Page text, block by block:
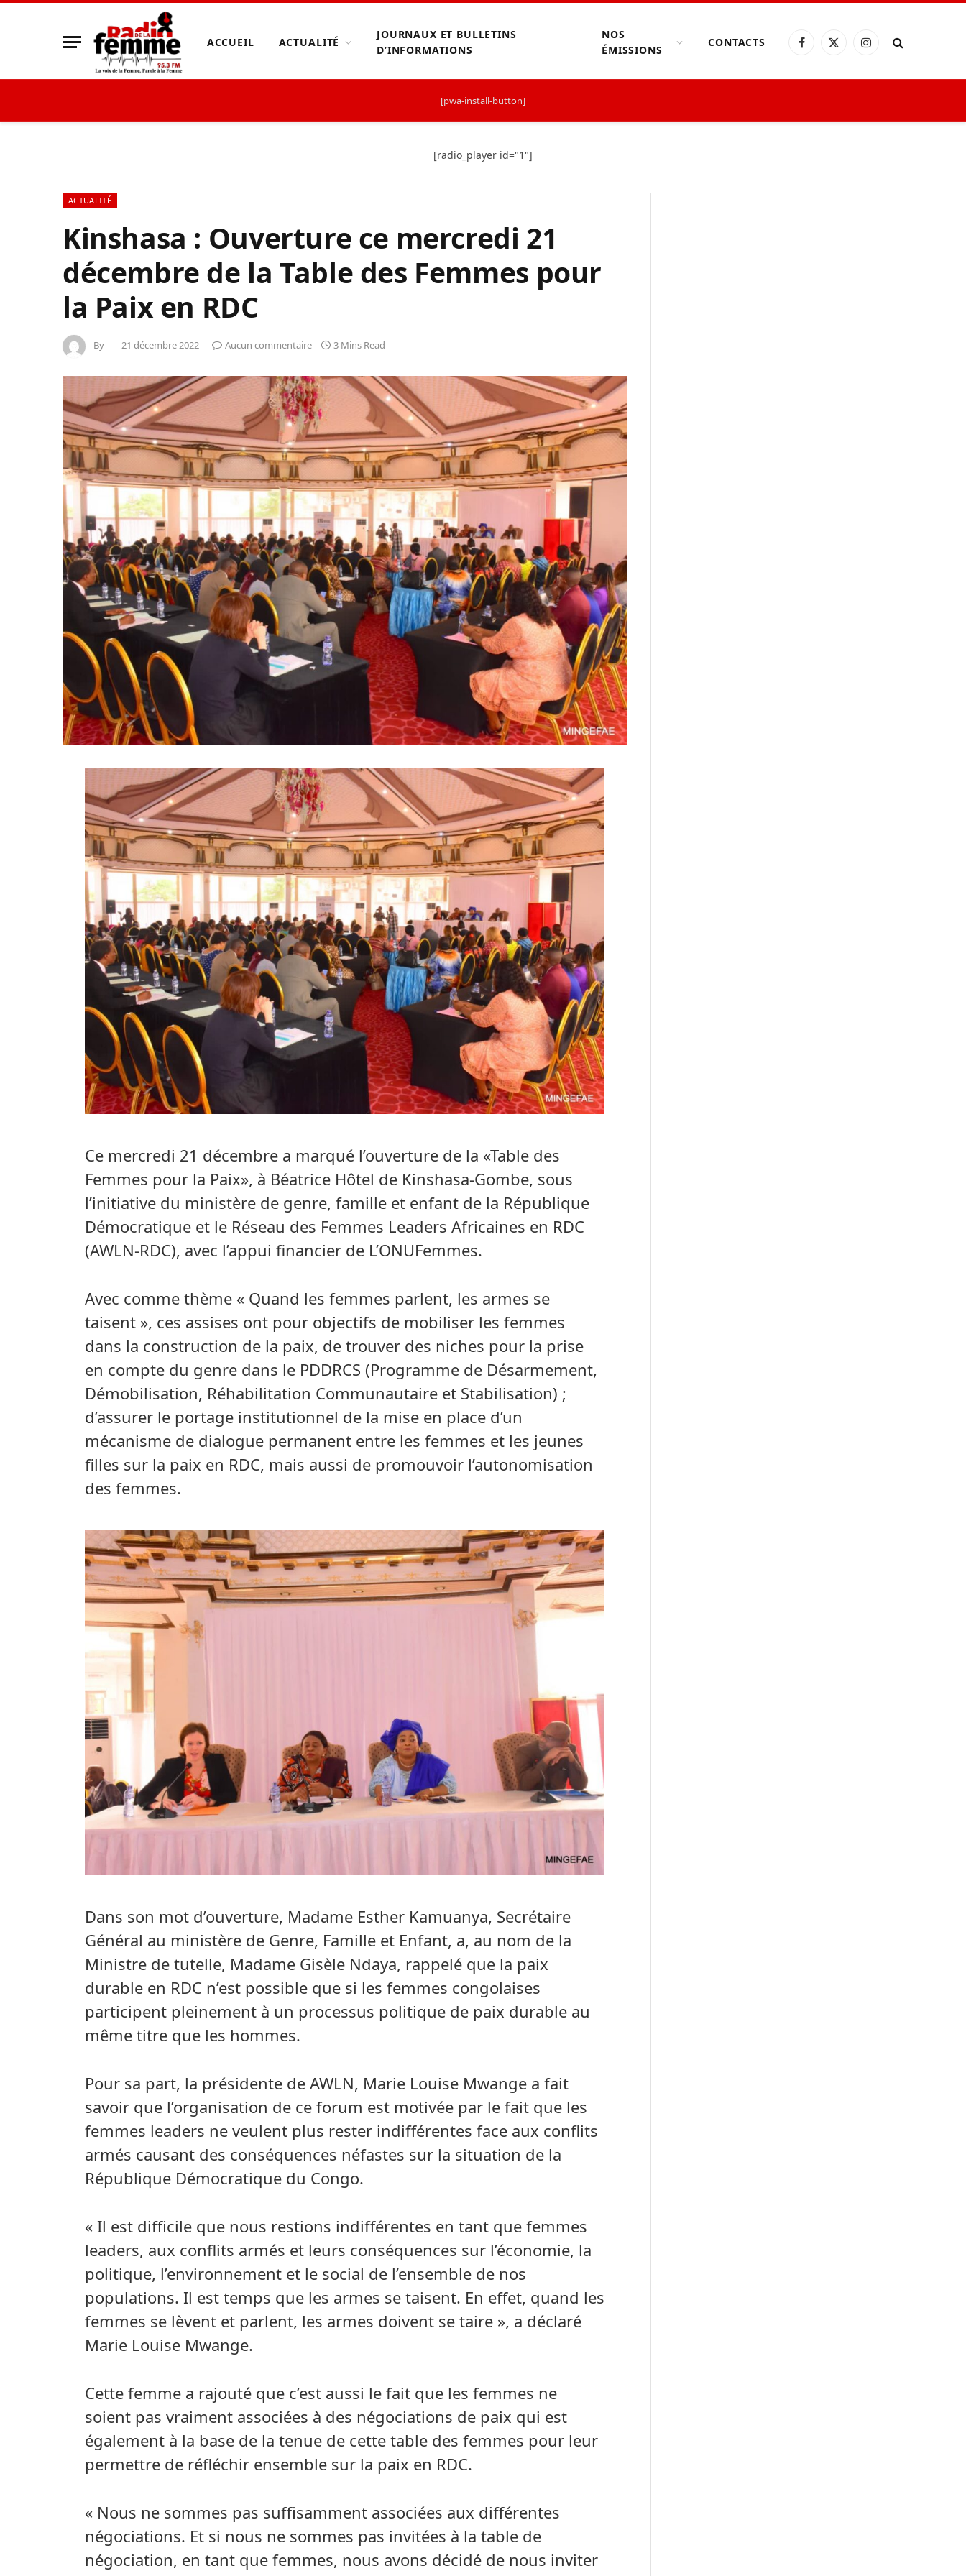
ACCUEIL ACTUALITÉ
JOURNAUX ET BULLETINS
D’INFORMATIONS
NOS
ÉMISSIONS
CONTACTS Facebook
X
Instagram
[pwa-install-button]
[radio_player id="1"]
ACTUALITÉ
Kinshasa : Ouverture ce mercredi 21
décembre de la Table des Femmes pour
la Paix en RDC
By 21 décembre 2022 Aucun commentaire 3 Mins Read
Ce mercredi 21 décembre a marqué l’ouverture de la «Table des
Femmes pour la Paix», à Béatrice Hôtel de Kinshasa-Gombe, sous
l’initiative du ministère de genre, famille et enfant de la République
Démocratique et le Réseau des Femmes Leaders Africaines en RDC
(AWLN-RDC), avec l’appui financier de L’ONUFemmes.
Avec comme thème « Quand les femmes parlent, les armes se
taisent », ces assises ont pour objectifs de mobiliser les femmes
dans la construction de la paix, de trouver des niches pour la prise
en compte du genre dans le PDDRCS (Programme de Désarmement,
Démobilisation, Réhabilitation Communautaire et Stabilisation) ;
d’assurer le portage institutionnel de la mise en place d’un
mécanisme de dialogue permanent entre les femmes et les jeunes
filles sur la paix en RDC, mais aussi de promouvoir l’autonomisation
des femmes.
Dans son mot d’ouverture, Madame Esther Kamuanya, Secrétaire
Général au ministère de Genre, Famille et Enfant, a, au nom de la
Ministre de tutelle, Madame Gisèle Ndaya, rappelé que la paix
durable en RDC n’est possible que si les femmes congolaises
participent pleinement à un processus politique de paix durable au
même titre que les hommes.
Pour sa part, la présidente de AWLN, Marie Louise Mwange a fait
savoir que l’organisation de ce forum est motivée par le fait que les
femmes leaders ne veulent plus rester indifférentes face aux conflits
armés causant des conséquences néfastes sur la situation de la
République Démocratique du Congo.
« Il est difficile que nous restions indifférentes en tant que femmes
leaders, aux conflits armés et leurs conséquences sur l’économie, la
politique, l’environnement et le social de l’ensemble de nos
populations. Il est temps que les armes se taisent. En effet, quand les
femmes se lèvent et parlent, les armes doivent se taire », a déclaré
Marie Louise Mwange.
Cette femme a rajouté que c’est aussi le fait que les femmes ne
soient pas vraiment associées à des négociations de paix qui est
également à la base de la tenue de cette table des femmes pour leur
permettre de réfléchir ensemble sur la paix en RDC.
« Nous ne sommes pas suffisamment associées aux différentes
négociations. Et si nous ne sommes pas invitées à la table de
négociation, en tant que femmes, nous avons décidé de nous inviter